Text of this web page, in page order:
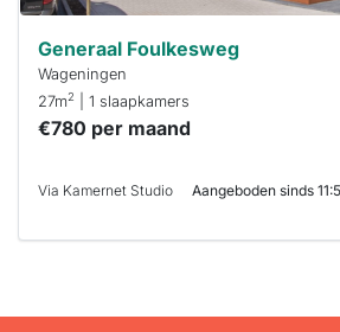
Generaal Foulkesweg
Wageningen
27m2 | 1 slaapkamers
€780 per maand
Via Kamernet Studio Aangeboden sinds